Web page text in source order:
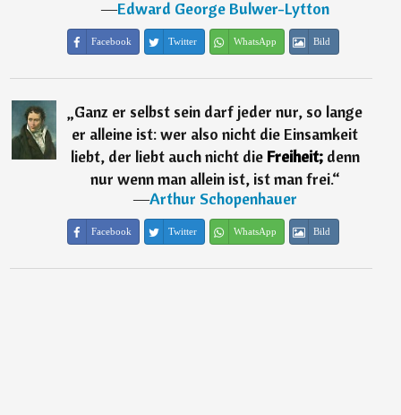
―Edward George Bulwer-Lytton
Facebook Twitter WhatsApp Bild
„Ganz er selbst sein darf jeder nur, so lange
er alleine ist: wer also nicht die Einsamkeit
liebt, der liebt auch nicht dieFreiheit;denn
nur wenn man allein ist, ist man frei.“
―Arthur Schopenhauer
Facebook Twitter WhatsApp Bild